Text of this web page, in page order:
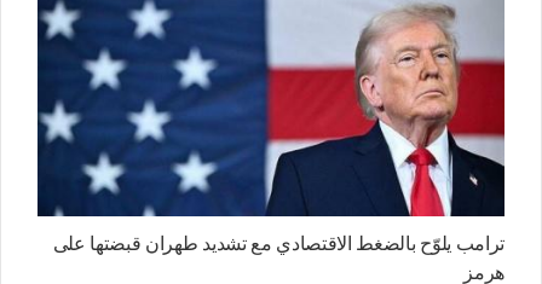
ترامب يلوّح بالضغط الاقتصادي مع تشديد طهران قبضتها على
هرمز